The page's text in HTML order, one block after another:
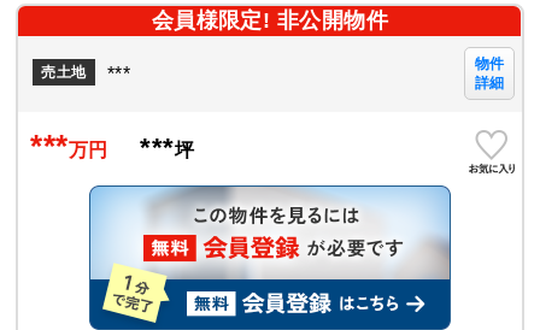
会員様限定! 非公開物件
売土地 ***
物件
詳細
***万円 ***坪